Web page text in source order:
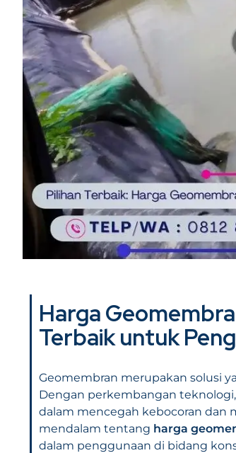
Harga
Terbaik untuk
Geomembran merupakan solusi
Dengan perkembangan
dalam mencegah kebocoran dan
mendalam tentang harga
dalam penggunaan di bidang